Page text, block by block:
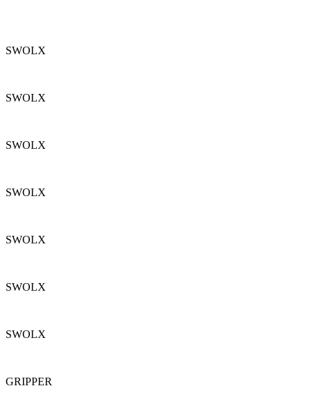
SWOLX
SWOLX
SWOLX
SWOLX
SWOLX
SWOLX
SWOLX
GRIPPER